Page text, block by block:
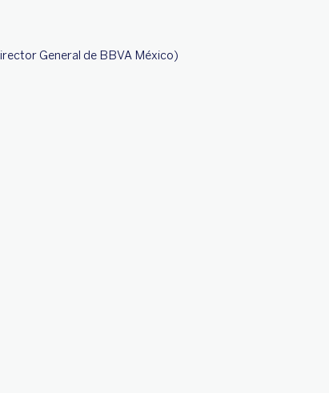
General de BBVA México)